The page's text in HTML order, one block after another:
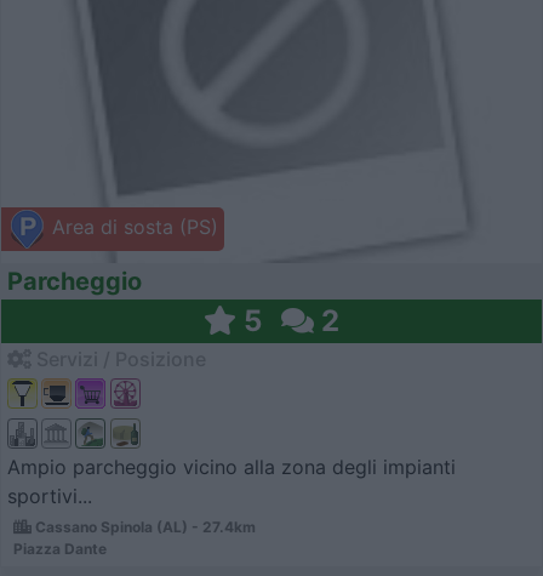
Area di sosta (PS)
Parcheggio
5 2
Ampio parcheggio vicino alla zona degli impianti
sportivi...
Cassano Spinola (AL) - 27.4km
Piazza Dante